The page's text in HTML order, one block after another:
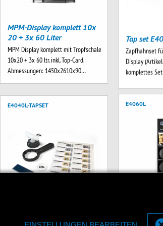
MPM-Display komplett 10x
20 + 3x 60 Liter
MPM Display komplett mit Tropfschale
10x20 + 3x 60 ltr. inkl. Top-Card.
Abmessungen: 1450x2610x90…
Tap set
Zapfhahnset
Display
komplettes
E4040L-TAPSET
Tap set E4040L display
E4060L
MPM-
+ 6x 60